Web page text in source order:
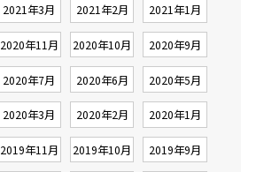
2021年3月 2021年2月 2021年1月
2020年11月 2020年10月 2020年9月
2020年7月 2020年6月 2020年5月
2020年3月 2020年2月 2020年1月
2019年11月 2019年10月 2019年9月